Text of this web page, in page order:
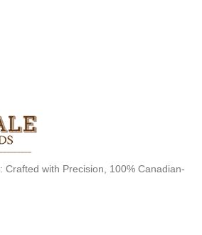
Crafted with Precision, 100% Canadian-